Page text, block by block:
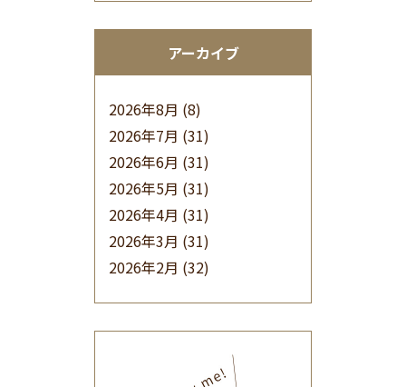
アーカイブ
2026年8月 (8)
2026年7月 (31)
2026年6月 (31)
2026年5月 (31)
2026年4月 (31)
2026年3月 (31)
2026年2月 (32)
(32)